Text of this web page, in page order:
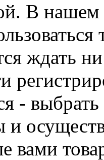
В нашем
ждать
-
и
вами